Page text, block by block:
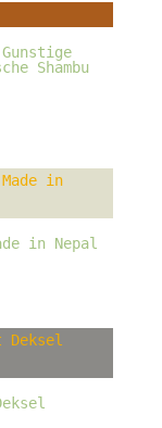
Shambu
in Nepal